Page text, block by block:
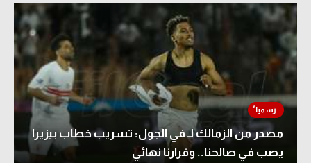
مصدر من الزمالك لـ في الجول: تسريب خطاب بيزيرا
يصب في صالحنا.. وقرارنا نهائي